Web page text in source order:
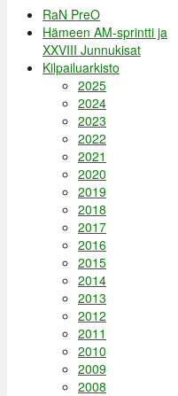
RaN PreO
Hämeen AM-sprintti ja
XXVIII Junnukisat
Kilpailuarkisto
2025
2024
2023
2022
2021
2020
2019
2018
2017
2016
2015
2014
2013
2012
2011
2010
2009
2008